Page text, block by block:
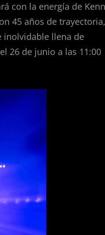
con la energía de
45 años de trayectoria,
inolvidable llena de
26 de junio a las 11:00